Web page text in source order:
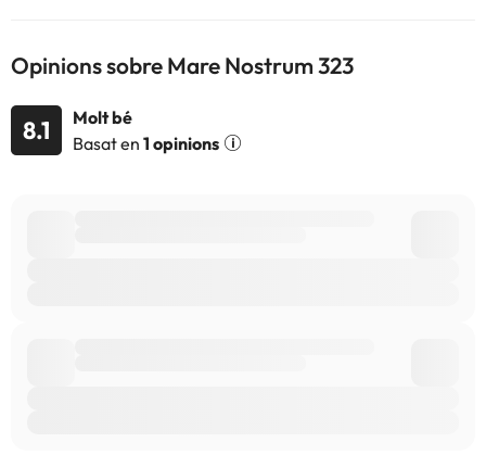
Opinions sobre Mare Nostrum 323
8.1
Molt bé
Basat en 1 opinions